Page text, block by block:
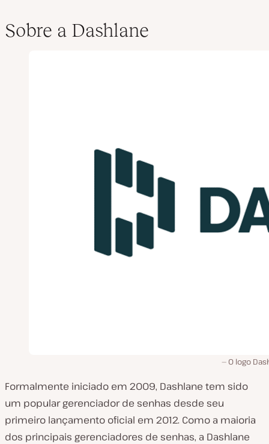
Sobre a Dashlane
O logo
Formalmente iniciado em 2009, Dashlane tem sido
um popular gerenciador de senhas desde seu
primeiro lançamento oficial em 2012. Como a maioria
dos principais gerenciadores de senhas, a Dashlane